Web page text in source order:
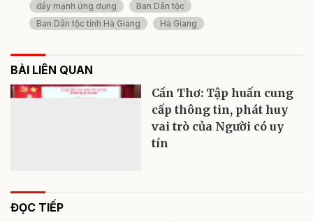
đẩy mạnh ứng dụng
Ban Dân tộc
Ban Dân tộc tỉnh Hà Giang
Hà Giang
BÀI LIÊN QUAN
Cần Thơ: Tập huấn cung
cấp thông tin, phát huy
vai trò của Người có uy
tín
ĐỌC TIẾP